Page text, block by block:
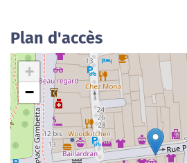
Plan d'accès
+
−